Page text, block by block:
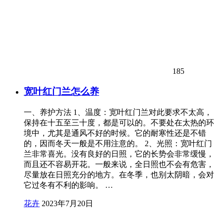
185
宽叶红门兰怎么养
一、养护方法 1、温度：宽叶红门兰对此要求不太高，
保持在十五至三十度，都是可以的。不要处在太热的环
境中，尤其是通风不好的时候。它的耐寒性还是不错
的，因而冬天一般是不用注意的。 2、光照：宽叶红门
兰非常喜光。没有良好的日照，它的长势会非常缓慢，
而且还不容易开花。一般来说，全日照也不会有危害，
尽量放在日照充分的地方。在冬季，也别太阴暗，会对
它过冬有不利的影响。 …
花卉 2023年7月20日